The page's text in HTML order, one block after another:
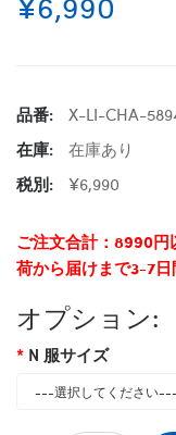
品番:
X-LI-CHA-
在庫:
在庫あり
税別:
¥6,990
ご注文合計：8990円
荷から届けまで3-7
オプション:
N 服サイズ